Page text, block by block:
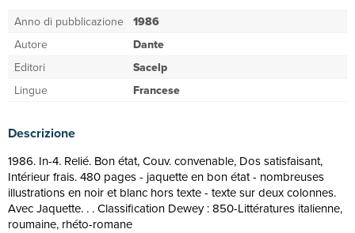
Anno di pubblicazione 1986
Autore
Dante
Editori
Sacelp
Lingue
Francese
Descrizione
1986. In-4. Relié. Bon état, Couv. convenable, Dos satisfaisant,
Intérieur frais. 480 pages - jaquette en bon état - nombreuses
illustrations en noir et blanc hors texte - texte sur deux colonnes.
Avec Jaquette. . . Classification Dewey : 850-Littératures italienne,
roumaine, rhéto-romane